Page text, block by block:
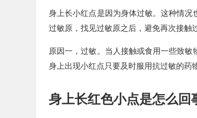
身上长小红点是因为身体过敏。这种情况
过敏原，找见过敏原之后，避免再次接触
原因一，过敏。当人接触或食用一些致
身上出现小红点只要及时服用抗过敏的药
身上长红色小点是怎么回